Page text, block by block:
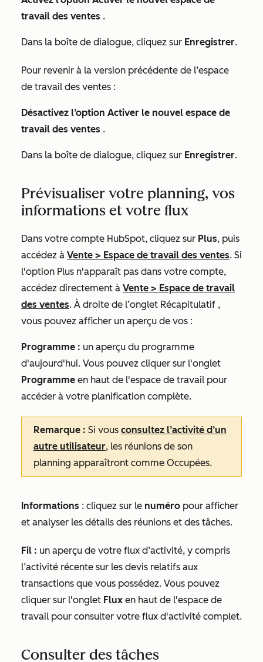
travail des ventes .
Dans la boîte de dialogue, cliquez sur Enregistrer.
Pour revenir à la version précédente de l’espace
de travail des ventes :
Désactivez l’option Activer le nouvel espace de
travail des ventes .
Dans la boîte de dialogue, cliquez sur Enregistrer.
Prévisualiser votre planning, vos
informations et votre flux
Dans votre compte HubSpot, cliquez sur Plus, puis
accédez à Vente > Espace de travail des ventes. Si
l'option Plus n'apparaît pas dans votre compte,
accédez directement à Vente > Espace de travail
des ventes. À droite de l’onglet Récapitulatif ,
vous pouvez afficher un aperçu de vos :
Programme : un aperçu du programme
d'aujourd'hui. Vous pouvez cliquer sur l'onglet
Programme en haut de l'espace de travail pour
accéder à votre planification complète.
Remarque : Si vous consultez l’activité d’un
autre utilisateur, les réunions de son
planning apparaîtront comme Occupées.
Informations : cliquez sur le numéro pour afficher
et analyser les détails des réunions et des tâches.
Fil : un aperçu de votre flux d’activité, y compris
l’activité récente sur les devis relatifs aux
transactions que vous possédez. Vous pouvez
cliquer sur l'onglet Flux en haut de l'espace de
travail pour consulter votre flux d'activité complet.
Consulter des tâches